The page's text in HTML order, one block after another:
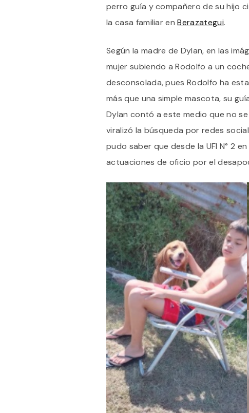
perro guía y compañero de su hijo
la casa familiar enBerazategui.
Según la madre de Dylan, en las
mujer subiendo a Rodolfo a un
desconsolada, pues Rodolfo ha
más que una simple mascota, su
Dylan contó a este medio que no
viralizó la búsqueda por redes
pudo saber que desde la UFI N° 2
actuaciones de oficio por el